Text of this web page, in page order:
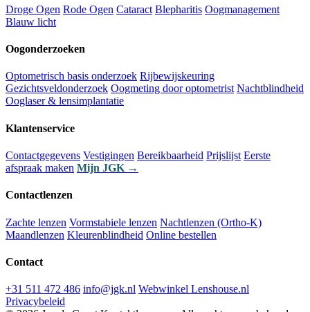
Droge Ogen Rode Ogen Cataract Blepharitis Oogmanagement
Blauw licht
Oogonderzoeken
Optometrisch basis onderzoek Rijbewijskeuring
Gezichtsveldonderzoek Oogmeting door optometrist Nachtblindheid
Ooglaser & lensimplantatie
Klantenservice
Contactgegevens Vestigingen Bereikbaarheid Prijslijst Eerste
afspraak maken Mijn JGK →
Contactlenzen
Zachte lenzen Vormstabiele lenzen Nachtlenzen (Ortho-K)
Maandlenzen Kleurenblindheid Online bestellen
Contact
+31 511 472 486 info@jgk.nl Webwinkel Lenshouse.nl
Privacybeleid